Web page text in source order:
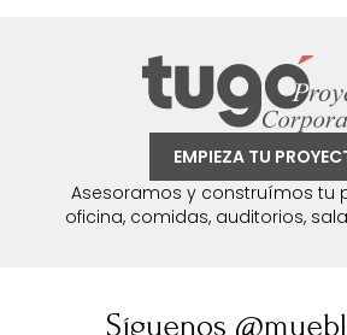
EMPIEZA TU
Asesoramos y construímos tu
oficina, comidas, auditorios,
Síguenos